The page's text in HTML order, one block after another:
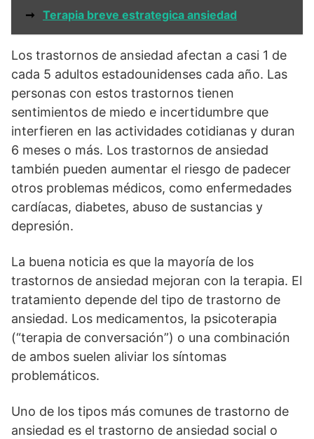
➞ Terapia breve estrategica ansiedad
Los trastornos de ansiedad afectan a casi 1 de
cada 5 adultos estadounidenses cada año. Las
personas con estos trastornos tienen
sentimientos de miedo e incertidumbre que
interfieren en las actividades cotidianas y duran
6 meses o más. Los trastornos de ansiedad
también pueden aumentar el riesgo de padecer
otros problemas médicos, como enfermedades
cardíacas, diabetes, abuso de sustancias y
depresión.
La buena noticia es que la mayoría de los
trastornos de ansiedad mejoran con la terapia. El
tratamiento depende del tipo de trastorno de
ansiedad. Los medicamentos, la psicoterapia
(“terapia de conversación”) o una combinación
de ambos suelen aliviar los síntomas
problemáticos.
Uno de los tipos más comunes de trastorno de
ansiedad es el trastorno de ansiedad social o